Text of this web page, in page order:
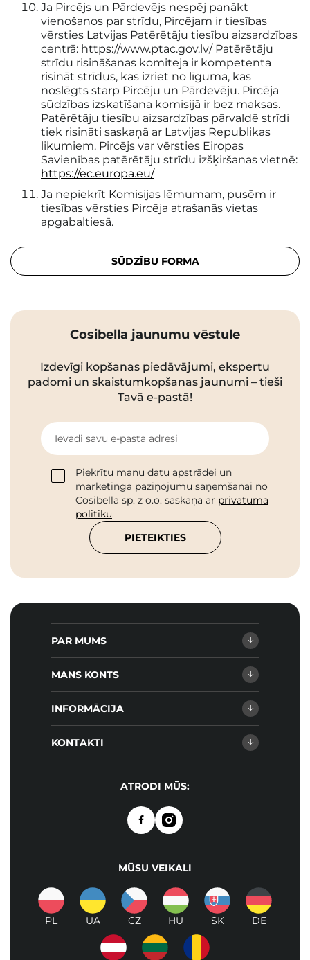
Ja Pircējs un Pārdevējs nespēj panākt
vienošanos par strīdu, Pircējam ir tiesības
vērsties Latvijas Patērētāju tiesību aizsardzības
centrā: https://www.ptac.gov.lv/ Patērētāju
strīdu risināšanas komiteja ir kompetenta
risināt strīdus, kas izriet no līguma, kas
noslēgts starp Pircēju un Pārdevēju. Pircēja
sūdzības izskatīšana komisijā ir bez maksas.
Patērētāju tiesību aizsardzības pārvaldē strīdi
tiek risināti saskaņā ar Latvijas Republikas
likumiem. Pircējs var vērsties Eiropas
Savienības patērētāju strīdu izšķiršanas vietnē:
https://ec.europa.eu/
Ja nepiekrīt Komisijas lēmumam, pusēm ir
tiesības vērsties Pircēja atrašanās vietas
apgabaltiesā.
SŪDZĪBU FORMA
Cosibella jaunumu vēstule
Izdevīgi kopšanas piedāvājumi, ekspertu
padomi un skaistumkopšanas jaunumi – tieši
Tavā e-pastā!
Ievadi savu e-pasta adresi
Piekrītu manu datu apstrādei un
mārketinga paziņojumu saņemšanai no
Cosibella sp. z o.o. saskaņā ar privātuma
politiku.
PIETEIKTIES
PAR MUMS
MANS KONTS
INFORMĀCIJA
KONTAKTI
ATRODI MŪS:
MŪSU VEIKALI
PL UA CZ HU SK DE